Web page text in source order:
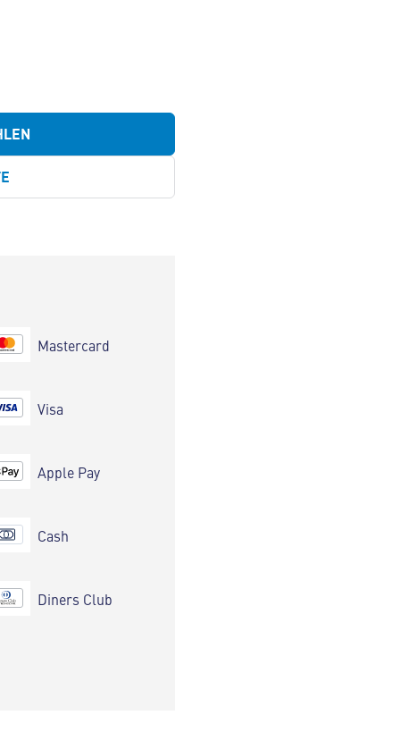
Mastercard
Visa
Apple Pay
Cash
Diners Club